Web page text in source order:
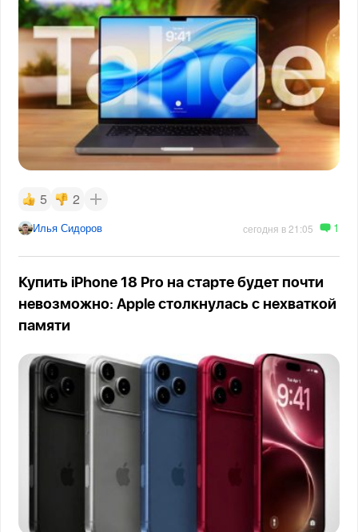
5 2
Илья Сидоров сегодня в 21:05 1
Купить iPhone 18 Pro на старте будет почти
невозможно: Apple столкнулась с нехваткой
памяти